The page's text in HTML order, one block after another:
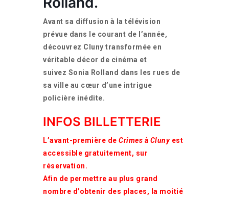
Avant sa diffusion à la télévision
prévue dans le courant de l’année,
découvrez Cluny transformée en
véritable décor de cinéma et
suivez Sonia Rolland dans les rues de
sa ville au cœur d’une intrigue
policière inédite.
INFOS BILLETTERIE
L’avant-première de Crimes à Clunyest
accessible gratuitement, sur
réservation.
Afin de permettre au plus grand
nombre d’obtenir des places, la moitié